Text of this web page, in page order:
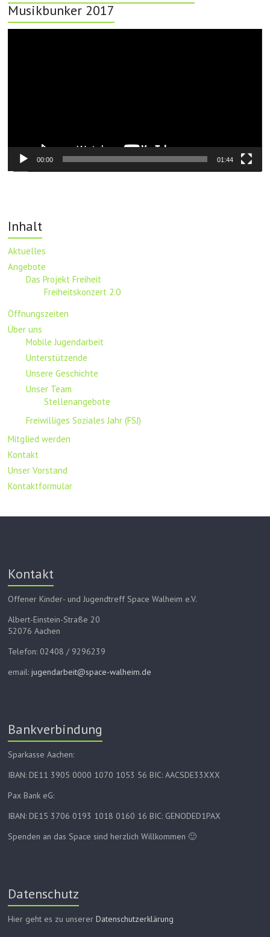
Musikbunker 2017
00:00 01:44
Inhalt
Aktuelles
Angebote
Das Projekt Freiheit
Freiheitskonzert 2.0
Öffnungszeiten
Über uns
Mobile Jugendarbeit
Unterstützende
Unsere Geschichte
Unser Team
Stellenangebote
Freiwilliges Soziales Jahr (FSJ)
Mitglied werden
Kontakt
Unser Vorstand
Kontaktformular
Kontakt
Offener Kinder- und Jugendtreff Space Walheim e.V.
Albert-Einstein-Straße 20
52076 Aachen
Telefon: 02408 / 9296239
email:jugendarbeit@space-walheim.de
Bankverbindung
Sparkasse Aachen:
IBAN: DE11 3905 0000 1070 1053 56 BIC: AACSDE33XXX
Pax Bank eG:
IBAN: DE15 3706 0193 1018 0160 16 BIC: GENODED1PAX
Spenden an das Space sind herzlich Willkommen 🙂
Datenschutz
Hier geht es zu unsererDatenschutzerklärung